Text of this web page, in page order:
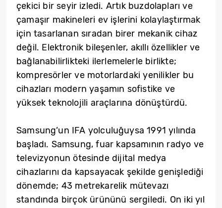
çekici bir seyir izledi. Artık buzdolapları ve
çamaşır makineleri ev işlerini kolaylaştırmak
için tasarlanan sıradan birer mekanik cihaz
değil. Elektronik bileşenler, akıllı özellikler ve
bağlanabilirlikteki ilerlemelerle birlikte;
kompresörler ve motorlardaki yenilikler bu
cihazları modern yaşamın sofistike ve
yüksek teknolojili araçlarına dönüştürdü.
Samsung’un IFA yolculuğuysa 1991 yılında
başladı. Samsung, fuar kapsamının radyo ve
televizyonun ötesinde dijital medya
cihazlarını da kapsayacak şekilde genişlediği
dönemde; 43 metrekarelik mütevazı
standında birçok ürününü sergiledi. On iki yıl